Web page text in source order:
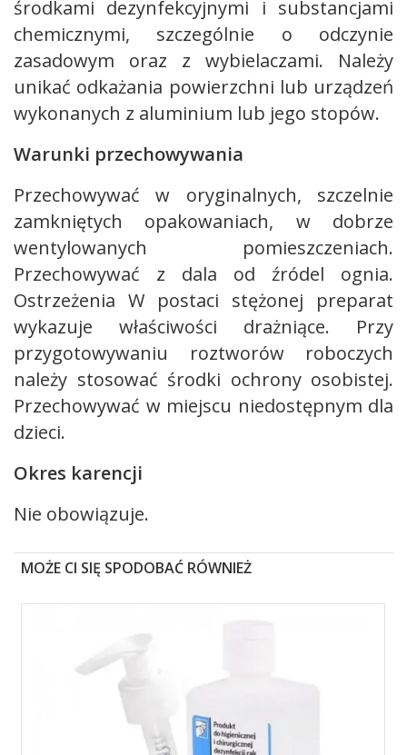
środkami dezynfekcyjnymi i substancjami
chemicznymi, szczególnie o odczynie
zasadowym oraz z wybielaczami. Należy
unikać odkażania powierzchni lub urządzeń
wykonanych z aluminium lub jego stopów.
Warunki przechowywania
Przechowywać w oryginalnych, szczelnie
zamkniętych opakowaniach, w dobrze
wentylowanych pomieszczeniach.
Przechowywać z dala od źródel ognia.
Ostrzeżenia W postaci stężonej preparat
wykazuje właściwości drażniące. Przy
przygotowywaniu roztworów roboczych
należy stosować środki ochrony osobistej.
Przechowywać w miejscu niedostępnym dla
dzieci.
Okres karencji
Nie obowiązuje.
MOŻE CI SIĘ SPODOBAĆ RÓWNIEŻ